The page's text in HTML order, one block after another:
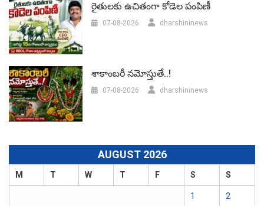
రైతులకు ఉచితంగా కోడెల పంపిణీ
07-08-2026 dharshininews
శాకాంబరీ నమోస్తుతే..!
07-08-2026 dharshininews
AUGUST 2026
M T W T F S S
1 2